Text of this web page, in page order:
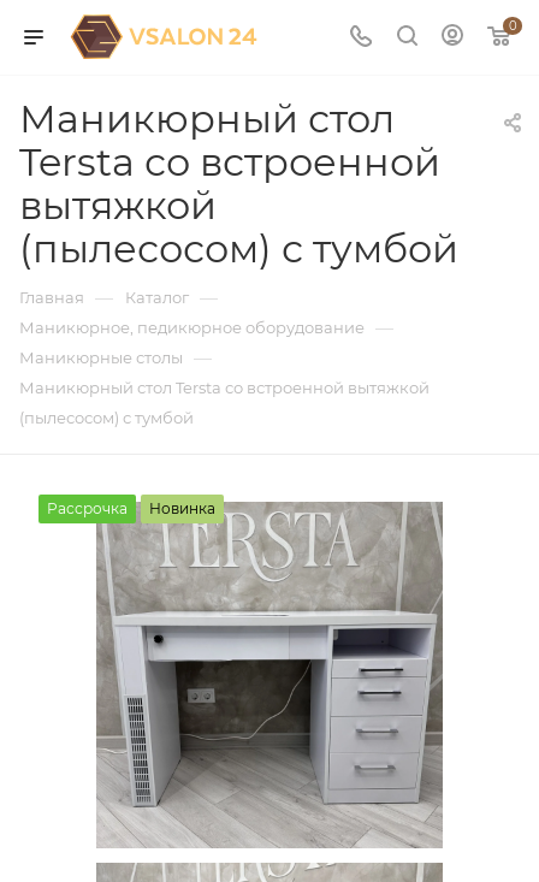
0
Маникюрный стол
Tersta со встроенной
вытяжкой
(пылесосом) с тумбой
Главная — Каталог —
Маникюрное, педикюрное оборудование —
Маникюрные столы —
Маникюрный стол Tersta со встроенной вытяжкой
(пылесосом) с тумбой
Рассрочка Новинка